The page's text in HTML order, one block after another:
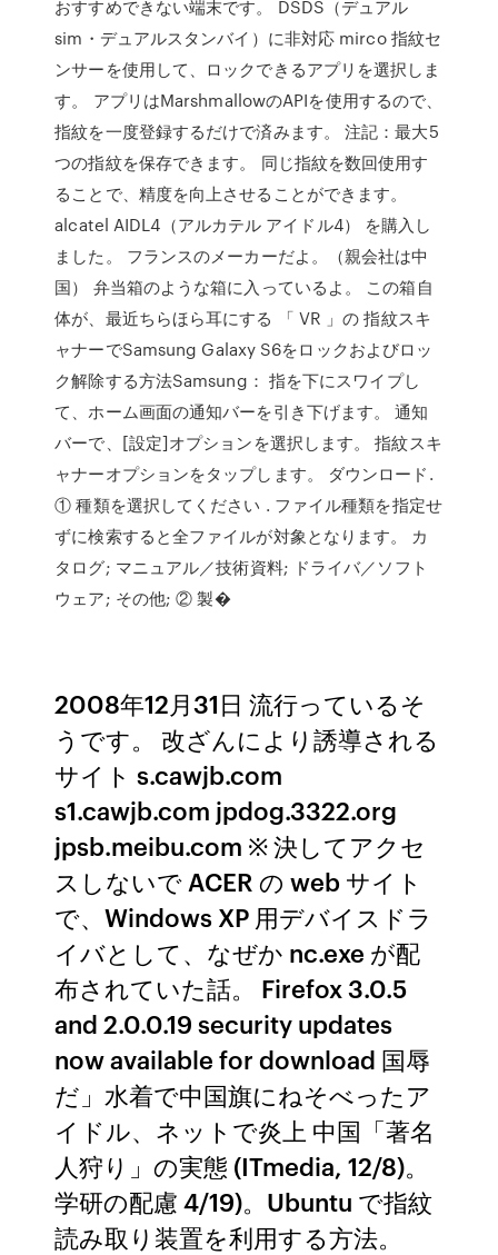
おすすめできない端末です。 DSDS（デュアル
sim・デュアルスタンバイ）に非対応 mirco 指紋セ
ンサーを使用して、ロックできるアプリを選択しま
す。 アプリはMarshmallowのAPIを使用するので、
指紋を一度登録するだけで済みます。 注記：最大5
つの指紋を保存できます。 同じ指紋を数回使用す
ることで、精度を向上させることができます。
alcatel AIDL4（アルカテル アイドル4） を購入し
ました。 フランスのメーカーだよ。（親会社は中
国） 弁当箱のような箱に入っているよ。 この箱自
体が、最近ちらほら耳にする 「 VR 」の 指紋スキ
ャナーでSamsung Galaxy S6をロックおよびロッ
ク解除する方法Samsung： 指を下にスワイプし
て、ホーム画面の通知バーを引き下げます。 通知
バーで、[設定]オプションを選択します。 指紋スキ
ャナーオプションをタップします。 ダウンロード.
① 種類を選択してください . ファイル種類を指定せ
ずに検索すると全ファイルが対象となります。 カ
タログ; マニュアル／技術資料; ドライバ／ソフト
ウェア; その他; ② 製�
2008年12月31日 流行っているそ
うです。 改ざんにより誘導される
サイト s.cawjb.com
s1.cawjb.com jpdog.3322.org
jpsb.meibu.com ※ 決してアクセ
スしないで ACER の web サイト
で、Windows XP 用デバイスドラ
イバとして、なぜか nc.exe が配
布されていた話。 Firefox 3.0.5
and 2.0.0.19 security updates
now available for download 国辱
だ」水着で中国旗にねそべったア
イドル、ネットで炎上 中国「著名
人狩り」の実態 (ITmedia, 12/8)。
学研の配慮 4/19)。Ubuntu で指紋
読み取り装置を利用する方法。